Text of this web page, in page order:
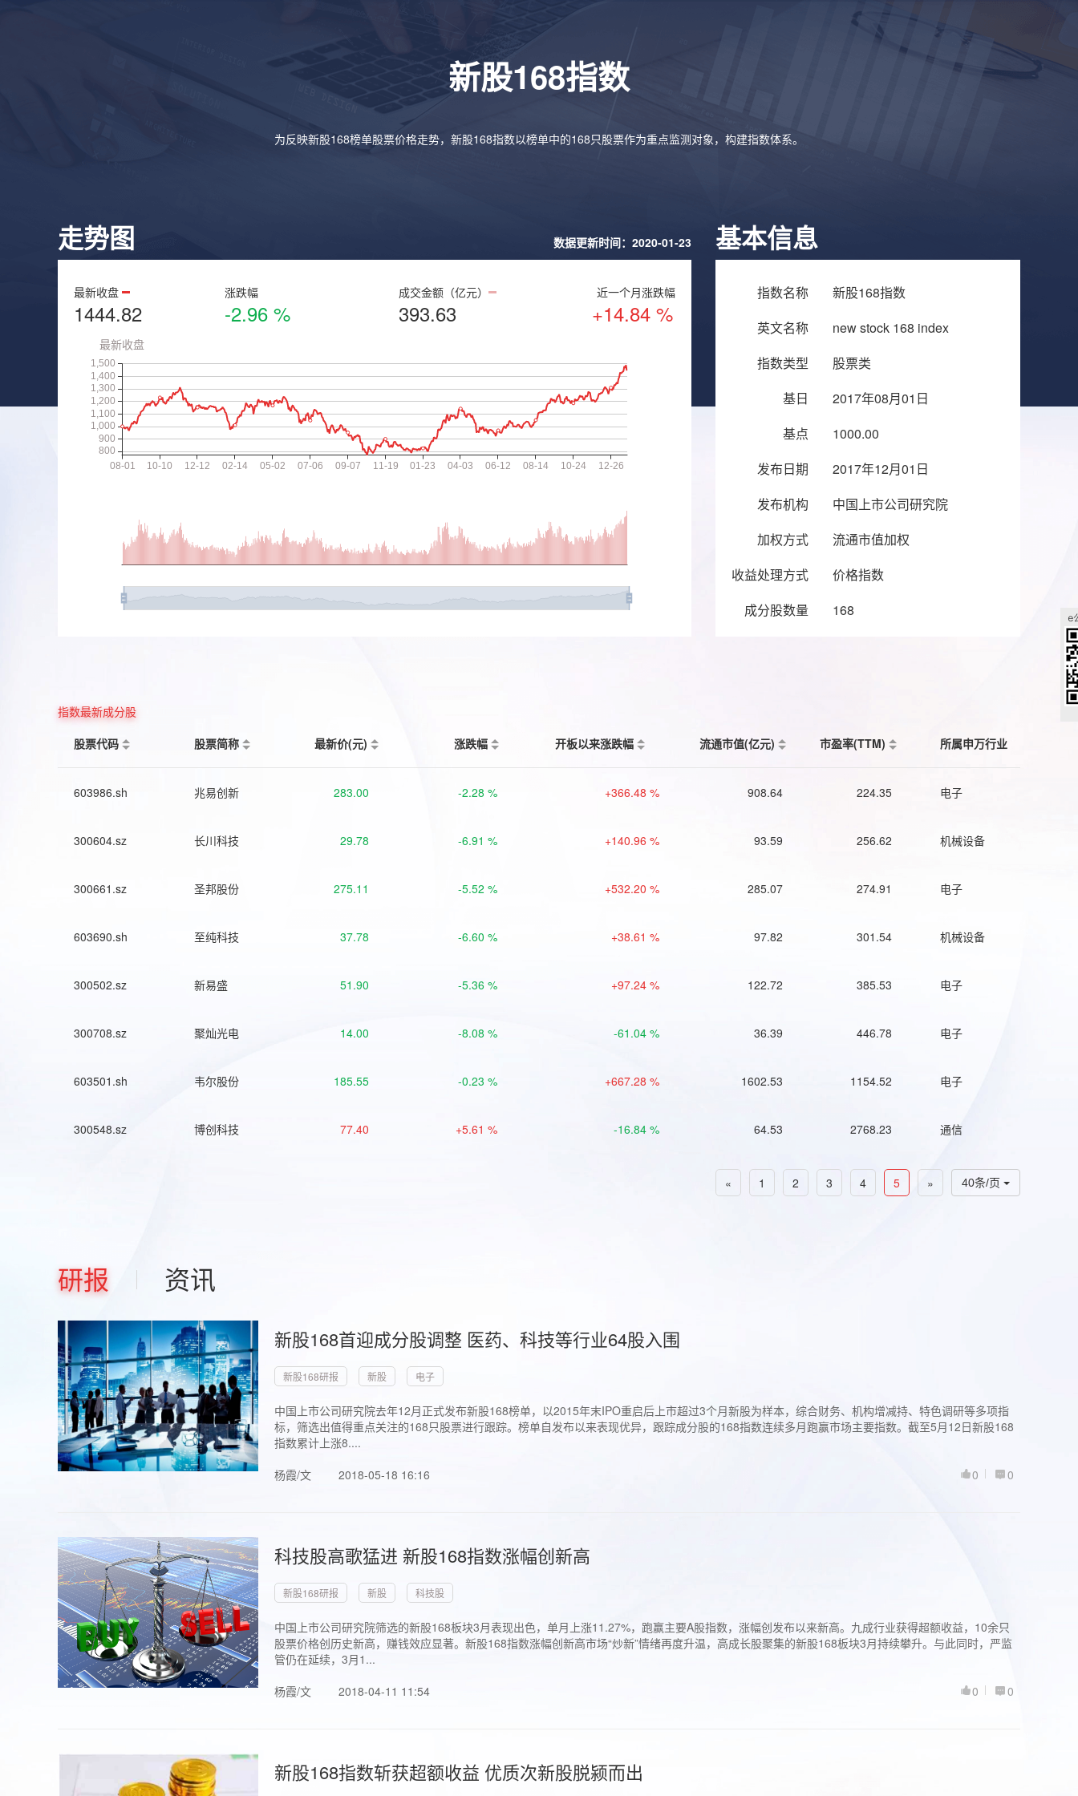
新股168指数
为反映新股168榜单股票价格走势，新股168指数以榜单中的168只股票作为重点监测对象，构建指数体系。
走势图 数据更新时间：2020-01-23
最新收盘
1444.82
涨跌幅
-2.96 %
成交金额（亿元）
393.63
近一个月涨跌幅
+14.84 %
基本信息
指数名称
新股168指数
英文名称
new stock 168 index
指数类型
股票类
基日
2017年08月01日
基点
1000.00
发布日期
2017年12月01日
发布机构
中国上市公司研究院
加权方式
流通市值加权
收益处理方式
价格指数
成分股数量
168
指数最新成分股
股票代码
股票简称 最新价(元) 涨跌幅 开板以来涨跌幅 流通市值(亿元) 市盈率(TTM) 所属申万行业
603986.sh 兆易创新 283.00 -2.28 % +366.48 % 908.64 224.35 电子
300604.sz 长川科技 29.78 -6.91 % +140.96 % 93.59 256.62 机械设备
300661.sz 圣邦股份 275.11 -5.52 % +532.20 % 285.07 274.91 电子
603690.sh 至纯科技 37.78 -6.60 % +38.61 % 97.82 301.54 机械设备
300502.sz 新易盛 51.90 -5.36 % +97.24 % 122.72 385.53 电子
300708.sz 聚灿光电 14.00 -8.08 % -61.04 % 36.39 446.78 电子
603501.sh 韦尔股份 185.55 -0.23 % +667.28 % 1602.53 1154.52 电子
300548.sz 博创科技 77.40 +5.61 % -16.84 % 64.53 2768.23 通信
40条/页
« 1 2 3 4 5 »
研报 资讯
新股168首迎成分股调整 医药、科技等行业64股入围
新股168研报 新股 电子
中国上市公司研究院去年12月正式发布新股168榜单，以2015年末IPO重启后上市超过3个月新股为样本，综合财务、机构增减持、特色调研等多项指
标，筛选出值得重点关注的168只股票进行跟踪。榜单自发布以来表现优异，跟踪成分股的168指数连续多月跑赢市场主要指数。截至5月12日新股168
指数累计上涨8....
杨霞/文
2018-05-18 16:16 0
0
科技股高歌猛进 新股168指数涨幅创新高
新股168研报 新股 科技股
中国上市公司研究院筛选的新股168板块3月表现出色，单月上涨11.27%，跑赢主要A股指数，涨幅创发布以来新高。九成行业获得超额收益，10余只
股票价格创历史新高，赚钱效应显著。新股168指数涨幅创新高市场“炒新”情绪再度升温，高成长股聚集的新股168板块3月持续攀升。与此同时，严监
管仍在延续，3月1...
杨霞/文
2018-04-11 11:54 0
0
新股168指数斩获超额收益 优质次新股脱颍而出